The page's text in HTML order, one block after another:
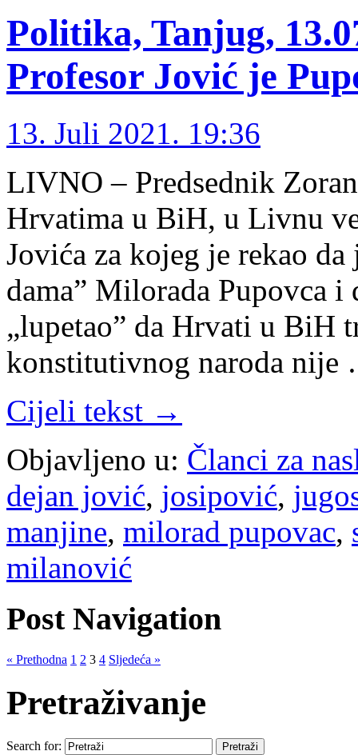
Politika, Tanjug,
Profesor Jović je
13. Juli 2021. 19:36
LIVNO – Predsednik
Hrvatima u BiH, u Livnu
Jovića za kojeg je rekao da
dama” Milorada Pupovca
„lupetao” da Hrvati u BiH
konstitutivnog naroda
Cijeli tekst →
Objavljeno u: Članci za
dejan jović, josipović,
manjine, milorad pupovac,
milanović
Post Navigation
« Prethodna 1 2 3 4 Sljedeća »
Pretraživanje
Search for: